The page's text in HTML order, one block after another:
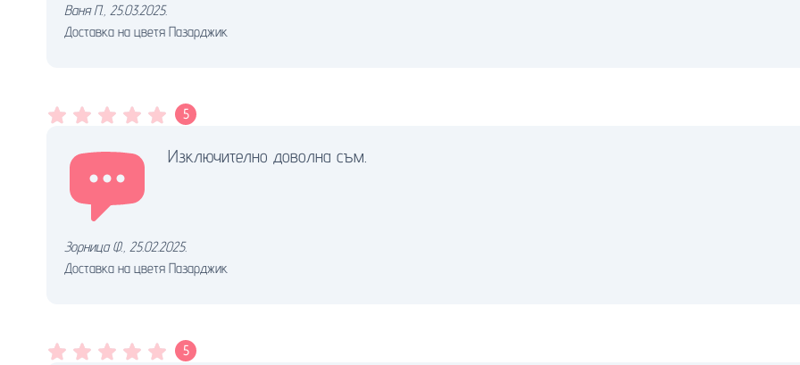
Ваня П., 25.03.2025.
Доставка на цветя Пазарджик
5
Изключително доволна съм.
Зорница Ф., 25.02.2025.
Доставка на цветя Пазарджик
5